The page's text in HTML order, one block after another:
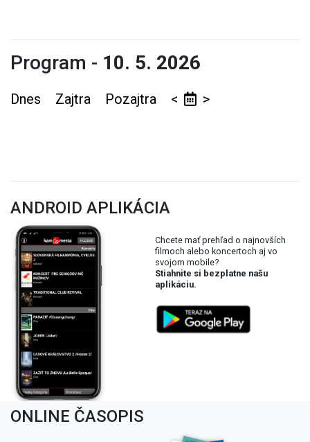
Program - 10. 5. 2026
Dnes Zajtra Pozajtra < >
ANDROID APLIKÁCIA
Chcete mať prehľad o najnovších
filmoch alebo koncertoch aj vo
svojom mobile?
Stiahnite si bezplatne našu
aplikáciu.
ONLINE ČASOPIS